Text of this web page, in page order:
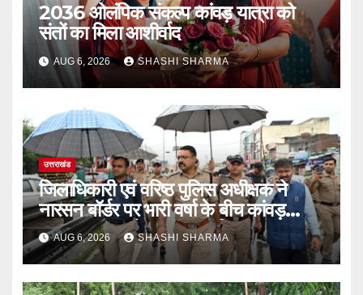
2036 ओलंपिक संकल्प कांवड़ यात्रा को
संतों का मिला आशीर्वाद
AUG 6, 2026 SHASHI SHARMA
उत्तराखंड
जिलाधिकारी एवं वरिष्ठ पुलिस अधीक्षक ने
नारसन बॉर्डर पर भारी वर्षा के बीच कांवड़
यात्रा व्यवस्थाओं का जायजा लिया
AUG 6, 2026 SHASHI SHARMA